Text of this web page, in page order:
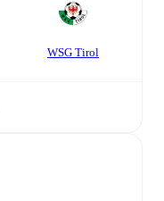
WSG Tirol